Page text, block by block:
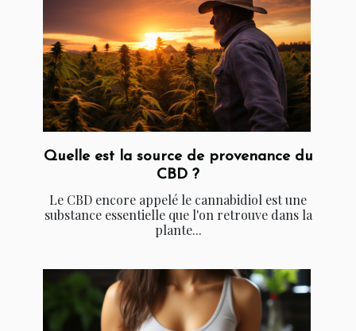
Quelle est la source de provenance du
CBD ?
Le CBD encore appelé le cannabidiol est une
substance essentielle que l'on retrouve dans la
plante...